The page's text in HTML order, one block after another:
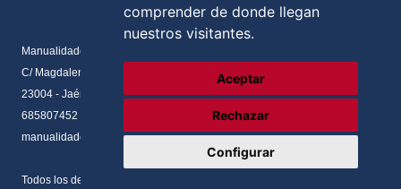
comprender de donde llegan
nuestros visitantes.
Aceptar
Rechazar
Configurar
Preferencias de cookies
Manualidades Flores
C/ Magdalena del prado, N.2 Local
23004 - Jaén - Andalucia
685807452
manualidadesflores@manualnova.com
Todos los derechos reservados. Desarrollado por